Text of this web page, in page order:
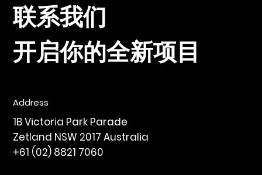
联系我们
开启你的全新项目
Address
1B Victoria Park Parade
Zetland NSW 2017 Australia
+61 (02) 8821 7060